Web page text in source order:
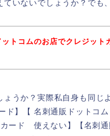
いないでしょうか？でも
トコムのお店でクレジット
うか？実際私自身も同じ
ド】【 名刺通販ドットコ
ード 使えない】【名刺通